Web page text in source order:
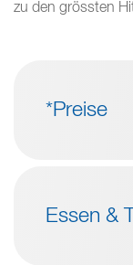
zu den grössten
*Preise
Essen &